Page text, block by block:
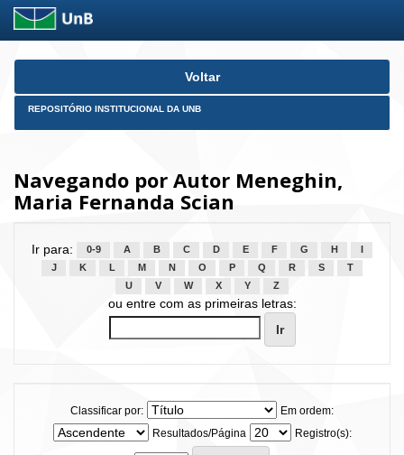
Skip
Voltar
REPOSITÓRIO INSTITUCIONAL DA UNB
Navegando por Autor Meneghin,
Maria Fernanda Scian
Ir para: 0-9 A B C D E F G H
J
K L M N O P Q R S
T
U
V W X Y Z
ou entre com as primeiras letras:
Classificar por:
Em ordem:
Resultados/Página
Registro(s):